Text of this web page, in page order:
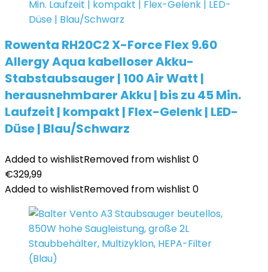
Rowenta RH20C2 X-Force Flex 9.60
Allergy Aqua kabelloser Akku-
Stabstaubsauger | 100 Air Watt |
herausnehmbarer Akku | bis zu 45 Min.
Laufzeit | kompakt | Flex-Gelenk | LED-
Düse | Blau/Schwarz
Added to wishlistRemoved from wishlist 0
€329,99
Added to wishlistRemoved from wishlist 0